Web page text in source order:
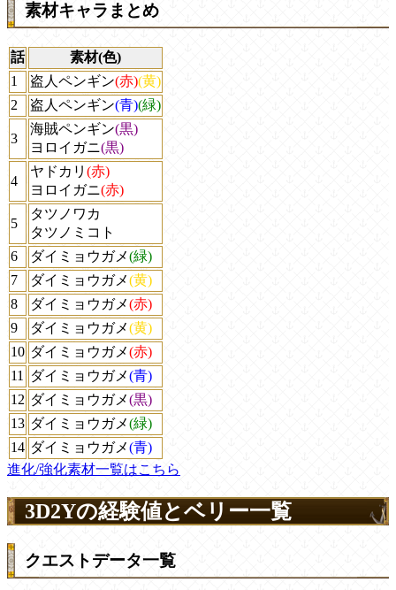
素材キャラまとめ
話
素材(色)
1
盗人ペンギン(赤)(黄)
2
盗人ペンギン(青)(緑)
3
海賊ペンギン(黒)
ヨロイガニ(黒)
4
ヤドカリ (赤)
ヨロイガニ(赤)
5
タツノワカ
タツノミコト
6
ダイミョウガメ(緑)
7
ダイミョウガメ(黄)
8
ダイミョウガメ(赤)
9
ダイミョウガメ(黄)
10 ダイミョウガメ(赤)
11
ダイミョウガメ(青)
12 ダイミョウガメ(黒)
13 ダイミョウガメ(緑)
14 ダイミョウガメ(青)
進化/強化素材一覧はこちら
3D2Yの経験値とベリー一覧
クエストデータ一覧